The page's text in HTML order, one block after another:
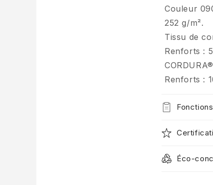
Couleur
252 g/m².
Tissu de
Renforts :
Renforts :
Fonctions
Éco-